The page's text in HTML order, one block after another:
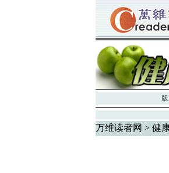
万维读者网 > 健